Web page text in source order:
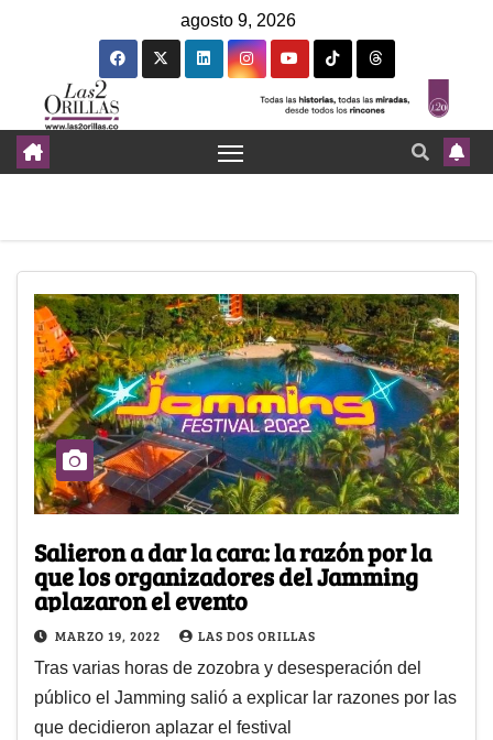
agosto 9, 2026
Salieron a dar la cara: la razón por la
que los organizadores del Jamming
aplazaron el evento
MARZO 19, 2022 LAS DOS ORILLAS
Tras varias horas de zozobra y desesperación del
público el Jamming salió a explicar lar razones por las
que decidieron aplazar el festival